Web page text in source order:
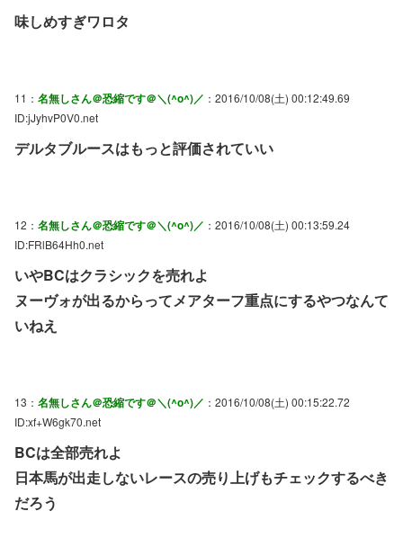
味しめすぎワロタ
11： 名無しさん＠恐縮です＠＼(^o^)／ ：2016/10/08(土) 00:12:49.69
ID:jJyhvP0V0.net
デルタブルースはもっと評価されていい
12： 名無しさん＠恐縮です＠＼(^o^)／ ：2016/10/08(土) 00:13:59.24
ID:FRlB64Hh0.net
いやBCはクラシックを売れよ
ヌーヴォが出るからってメアターフ重点にするやつなんて
いねえ
13： 名無しさん＠恐縮です＠＼(^o^)／ ：2016/10/08(土) 00:15:22.72
ID:xf+W6gk70.net
BCは全部売れよ
日本馬が出走しないレースの売り上げもチェックするべき
だろう